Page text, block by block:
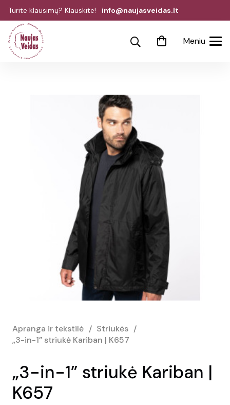
Turite klausimų? Klauskite! info@naujasveidas.lt
Meniu
Apranga ir tekstilė / Striukės /
„3-in-1” striukė Kariban | K657
„3-in-1” striukė Kariban |
K657